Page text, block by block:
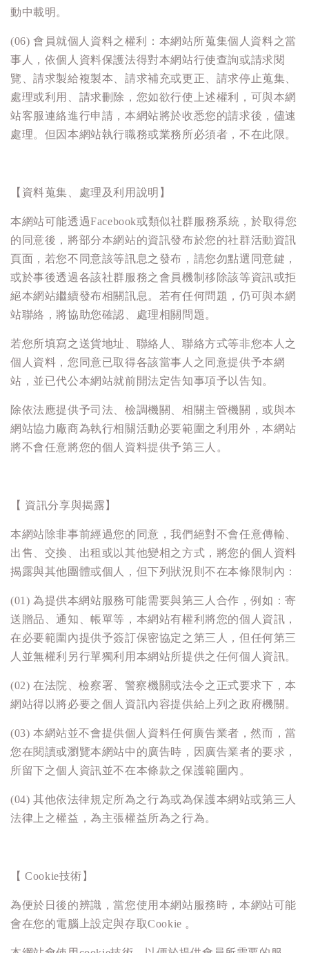
動中載明。
(06) 會員就個人資料之權利：本網站所蒐集個人資料之當
事人，依個人資料保護法得對本網站行使查詢或請求閱
覽、請求製給複製本、請求補充或更正、請求停止蒐集、
處理或利用、請求刪除，您如欲行使上述權利，可與本網
站客服連絡進行申請，本網站將於收悉您的請求後，儘速
處理。但因本網站執行職務或業務所必須者，不在此限。
【資料蒐集、處理及利用說明】
本網站可能透過Facebook或類似社群服務系統，於取得您
的同意後，將部分本網站的資訊發布於您的社群活動資訊
頁面，若您不同意該等訊息之發布，請您勿點選同意鍵，
或於事後透過各該社群服務之會員機制移除該等資訊或拒
絕本網站繼續發布相關訊息。若有任何問題，仍可與本網
站聯絡，將協助您確認、處理相關問題。
若您所填寫之送貨地址、聯絡人、聯絡方式等非您本人之
個人資料，您同意已取得各該當事人之同意提供予本網
站，並已代公本網站就前開法定告知事項予以告知。
除依法應提供予司法、檢調機關、相關主管機關，或與本
網站協力廠商為執行相關活動必要範圍之利用外，本網站
將不會任意將您的個人資料提供予第三人。
【 資訊分享與揭露】
本網站除非事前經過您的同意，我們絕對不會任意傳輸、
出售、交換、出租或以其他變相之方式，將您的個人資料
揭露與其他團體或個人，但下列狀況則不在本條限制內：
(01) 為提供本網站服務可能需要與第三人合作，例如：寄
送贈品、通知、帳單等，本網站有權利將您的個人資訊，
在必要範圍內提供予簽訂保密協定之第三人，但任何第三
人並無權利另行單獨利用本網站所提供之任何個人資訊。
(02) 在法院、檢察署、警察機關或法令之正式要求下，本
網站得以將必要之個人資訊內容提供給上列之政府機關。
(03) 本網站並不會提供個人資料任何廣告業者，然而，當
您在閱讀或瀏覽本網站中的廣告時，因廣告業者的要求，
所留下之個人資訊並不在本條款之保護範圍內。
(04) 其他依法律規定所為之行為或為保護本網站或第三人
法律上之權益，為主張權益所為之行為。
【 Cookie技術】
為便於日後的辨識，當您使用本網站服務時，本網站可能
會在您的電腦上設定與存取Cookie 。